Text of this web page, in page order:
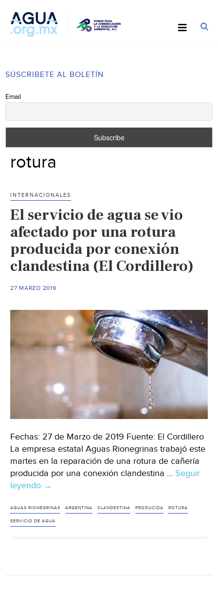
SÚSCRIBETE AL BOLETÍN
Email
rotura
INTERNACIONALES
El servicio de agua se vio
afectado por una rotura
producida por conexión
clandestina (El Cordillero)
27 MARZO 2019
Fechas: 27 de Marzo de 2019 Fuente: El Cordillero
La empresa estatal Aguas Rionegrinas trabajó este
martes en la reparación de una rotura de cañería
producida por una conexión clandestina … Seguir
leyendo El
de
agua
→
AGUAS RIONEGRINAS ARGENTINA CLANDESTINA PRODUCIDA ROTURA
SERVICIO DE AGUA